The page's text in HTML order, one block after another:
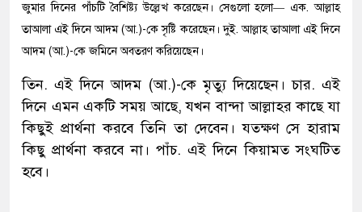
জুমার দিনের পাঁচটি বৈশিষ্ট্য উল্লেখ করেছেন। সেগুলো হলো— এক. আল্লাহ
তাআলা এই দিনে আদম (আ.)-কে সৃষ্টি করেছেন। দুই. আল্লাহ তাআলা এই দিনে
আদম (আ.)-কে জমিনে অবতরণ করিয়েছেন।
তিন. এই দিনে আদম (আ.)-কে মৃত্যু দিয়েছেন। চার. এই
দিনে এমন একটি সময় আছে, যখন বান্দা আল্লাহর কাছে যা
কিছুই প্রার্থনা করবে তিনি তা দেবেন। যতক্ষণ সে হারাম
কিছু প্রার্থনা করবে না। পাঁচ. এই দিনে কিয়ামত সংঘটিত
হবে।